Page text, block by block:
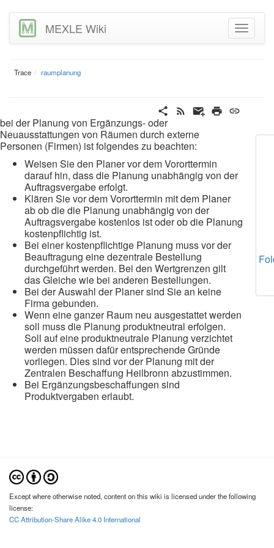
MEXLE Wiki
Trace raumplanung
bei der Planung von Ergänzungs- oder
Neuausstattungen von Räumen durch externe
Personen (Firmen) ist folgendes zu beachten:
Weisen Sie den Planer vor dem Vororttermin
darauf hin, dass die Planung unabhängig von der
Auftragsvergabe erfolgt.
Klären Sie vor dem Vororttermin mit dem Planer
ab ob die die Planung unabhängig von der
Auftragsvergabe kostenlos ist oder ob die Planung
kostenpflichtig ist.
Bei einer kostenpflichtige Planung muss vor der
Beauftragung eine dezentrale Bestellung
durchgeführt werden. Bei den Wertgrenzen gilt
das Gleiche wie bei anderen Bestellungen.
Bei der Auswahl der Planer sind Sie an keine
Firma gebunden.
Wenn eine ganzer Raum neu ausgestattet werden
soll muss die Planung produktneutral erfolgen.
Soll auf eine produktneutrale Planung verzichtet
werden müssen dafür entsprechende Gründe
vorliegen. Dies sind vor der Planung mit der
Zentralen Beschaffung Heilbronn abzustimmen.
Bei Ergänzungsbeschaffungen sind
Produktvergaben erlaubt.
Except where otherwise noted, content on this wiki is licensed under the following
license:
CC Attribution-Share Alike 4.0 International